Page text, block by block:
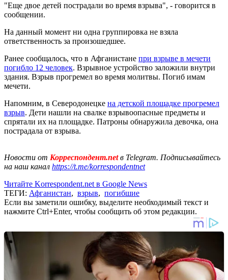
"Еще двое детей пострадали во время взрыва", - говорится в
сообщении.
На данный момент ни одна группировка не взяла
ответственность за произошедшее.
Ранее сообщалось, что в Афганистане при взрыве в мечети
погибло 12 человек. Взрывное устройство заложили внутри
здания. Взрыв прогремел во время молитвы. Погиб имам
мечети.
Напомним, в Северодонецке на детской площадке прогремел
взрыв. Дети нашли на свалке взрывоопасные предметы и
спрятали их на площадке. Патроны обнаружила девочка, она
пострадала от взрыва.
Новости от Корреспондент.netв Telegram. Подписывайтесь
на наш канал https://t.me/korrespondentnet
Читайте Korrespondent.net в Google News
ТЕГИ: Афганистан, взрыв, погибшие
Если вы заметили ошибку, выделите необходимый текст и
нажмите Ctrl+Enter, чтобы сообщить об этом редакции.